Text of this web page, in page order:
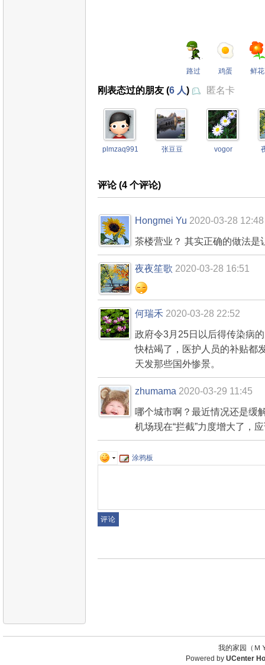
路过 鸡蛋 鲜花
刚表态过的朋友 (6 人) 匿名卡
plmzaq9910377 张豆豆 vogor
评论 (4 个评论)
Hongmei Yu 2020-03-28 12:48
茶楼营业？ 其实正确的做法是
夜夜笙歌 2020-03-28 16:51
何瑞禾 2020-03-28 22:52
政府令3月25日以后得传染病
快枯竭了，医护人员的补贴都
天发那些国外惨景。
zhumama 2020-03-29 11:45
哪个城市啊？最近情况还是缓
机场现在“拦截”力度增大了，
涂鸦板
我的家园（
Powered by UCenter